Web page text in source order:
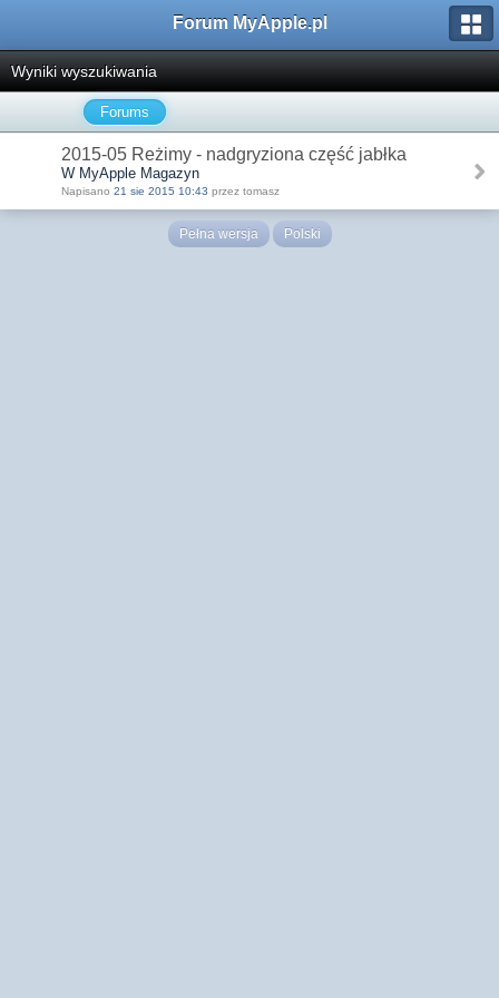
Forum MyApple.pl
Wyniki wyszukiwania
Forums
2015-05 Reżimy - nadgryziona część jabłka
W MyApple Magazyn
Napisano 21 sie 2015 10:43 przez tomasz
Pełna wersja Polski